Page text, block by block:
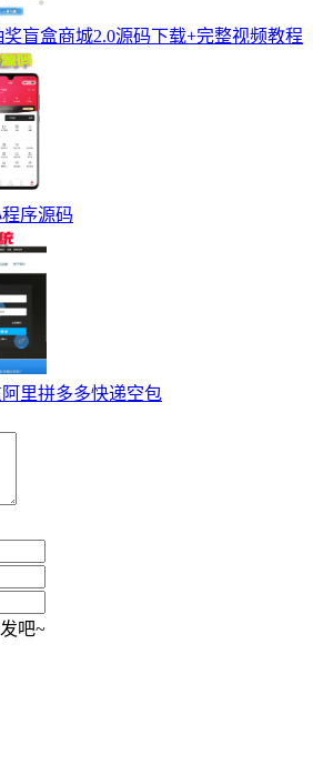
盲盒商城2.0源码下载+完整视频教程
序源码
里拼多多快递空包
吧~